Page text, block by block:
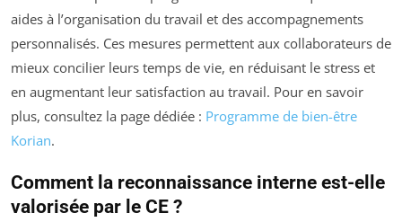
aides à l’organisation du travail et des accompagnements
personnalisés. Ces mesures permettent aux collaborateurs de
mieux concilier leurs temps de vie, en réduisant le stress et
en augmentant leur satisfaction au travail. Pour en savoir
plus, consultez la page dédiée : Programme de bien-être
Korian.
Comment la reconnaissance interne est-elle
valorisée par le CE ?